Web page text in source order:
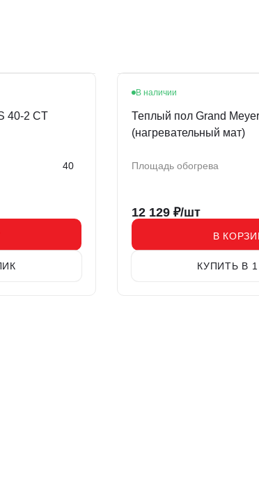
40-2 CT
40
В наличии
Теплый пол Grand
(нагревательный мат)
Площадь обогрева
12 129 ₽/шт
В
КУПИТЬ В